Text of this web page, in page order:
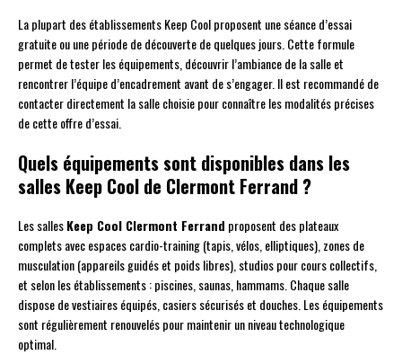
La plupart des établissements Keep Cool proposent une séance d’essai
gratuite ou une période de découverte de quelques jours. Cette formule
permet de tester les équipements, découvrir l’ambiance de la salle et
rencontrer l’équipe d’encadrement avant de s’engager. Il est recommandé de
contacter directement la salle choisie pour connaître les modalités précises
de cette offre d’essai.
Quels équipements sont disponibles dans les
salles Keep Cool de Clermont Ferrand ?
Les sallesKeep Cool Clermont Ferrand proposent des plateaux
complets avec espaces cardio-training (tapis, vélos, elliptiques), zones de
musculation (appareils guidés et poids libres), studios pour cours collectifs,
et selon les établissements : piscines, saunas, hammams. Chaque salle
dispose de vestiaires équipés, casiers sécurisés et douches. Les équipements
sont régulièrement renouvelés pour maintenir un niveau technologique
optimal.